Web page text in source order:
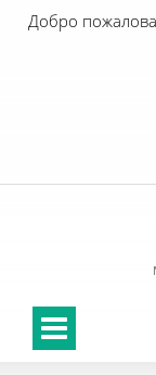
Добро